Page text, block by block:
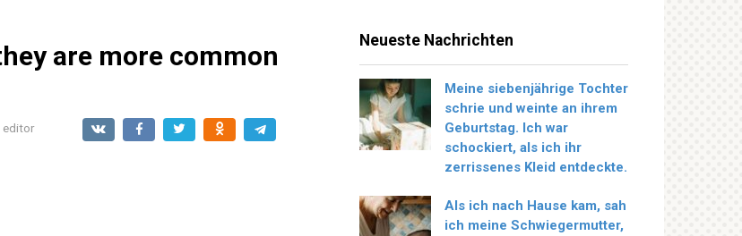
are more common
editor
Neueste Nachrichten
Meine siebenjährige Tochter
schrie und weinte an ihrem
Geburtstag. Ich war
schockiert, als ich ihr
zerrissenes Kleid entdeckte.
Als ich nach Hause kam, sah
ich meine Schwiegermutter,